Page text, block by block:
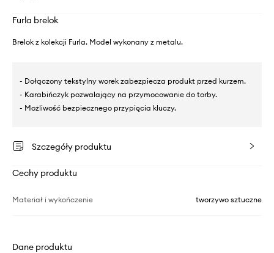
Furla brelok
Brelok z kolekcji Furla. Model wykonany z metalu.
- Dołączony tekstylny worek zabezpiecza produkt przed kurzem.
- Karabińczyk pozwalający na przymocowanie do torby.
- Możliwość bezpiecznego przypięcia kluczy.
Szczegóły produktu
Cechy produktu
Materiał i wykończenie tworzywo sztuczne
Dane produktu